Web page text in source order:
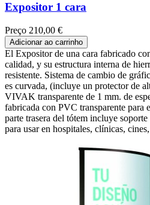
Expositor 1 cara
Preço 210,00 €
Adicionar ao carrinho
El Expositor de una cara fabricado
calidad, y su estructura interna de
resistente. Sistema de cambio de
es curvada, (incluye un protector de
VIVAK transparente de 1 mm. de
fabricada con PVC transparente para
parte trasera del tótem incluye
para usar en hospitales, clínicas,